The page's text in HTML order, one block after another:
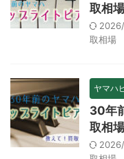
取相
取相場
ヤマハ
30年
取相